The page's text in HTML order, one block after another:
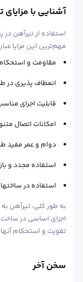
آشنایی با
استفاده از تیرآهن
مهم‌ترین این مزایا
مقاومت و استحکام
انعطاف ‌پذیری در
قابلیت اجرای
امکانات اتصال
دوام و عمر مفید
استفاده مجدد و
استفاده در
به طور کلی، تیرآهن
اجزای اساسی در
تقویت و استحکام
سخن آخر